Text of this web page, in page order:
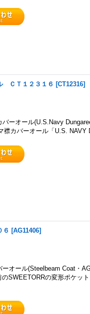
ＣＴ１２３１６ [CT12316]
ーオール(U.S.Navy
襟カバーオール「U.S. NAVY
６ [AG11406]
オール(Steelbeam Coat・
SWEETORRの変形ポケッ